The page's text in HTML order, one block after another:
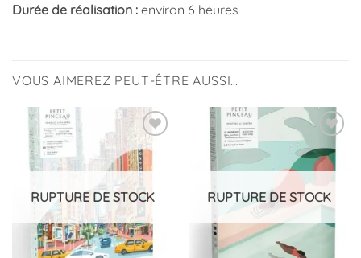
Durée de réalisation : environ 6 heures
VOUS AIMEREZ PEUT-ÊTRE AUSSI…
Ajouter
à la
liste
RUPTURE DE STOCK
Ajouter
à la
liste
d’envies
RUPTURE DE STOCK